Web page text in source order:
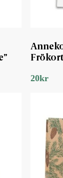
Frökort
20kr